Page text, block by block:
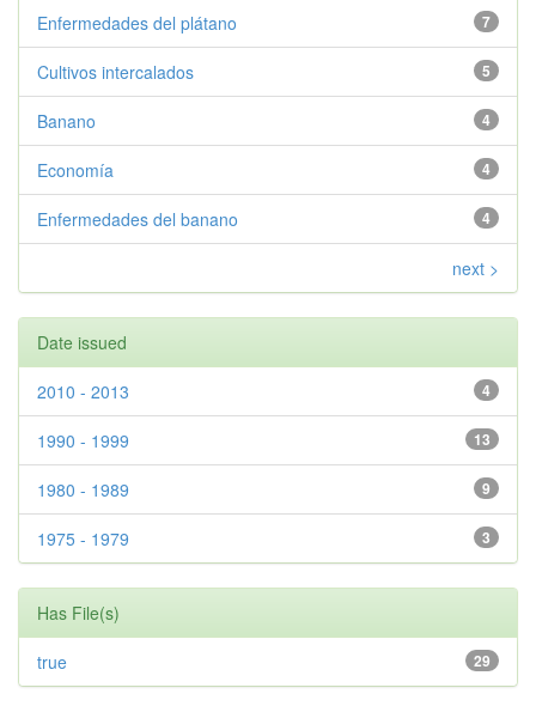
7
Enfermedades del plátano
5
Cultivos intercalados
4
Banano
4
Economía
4
Enfermedades del banano
next >
Date issued
4
2010 - 2013
13
1990 - 1999
9
1980 - 1989
3
1975 - 1979
Has File(s)
29
true